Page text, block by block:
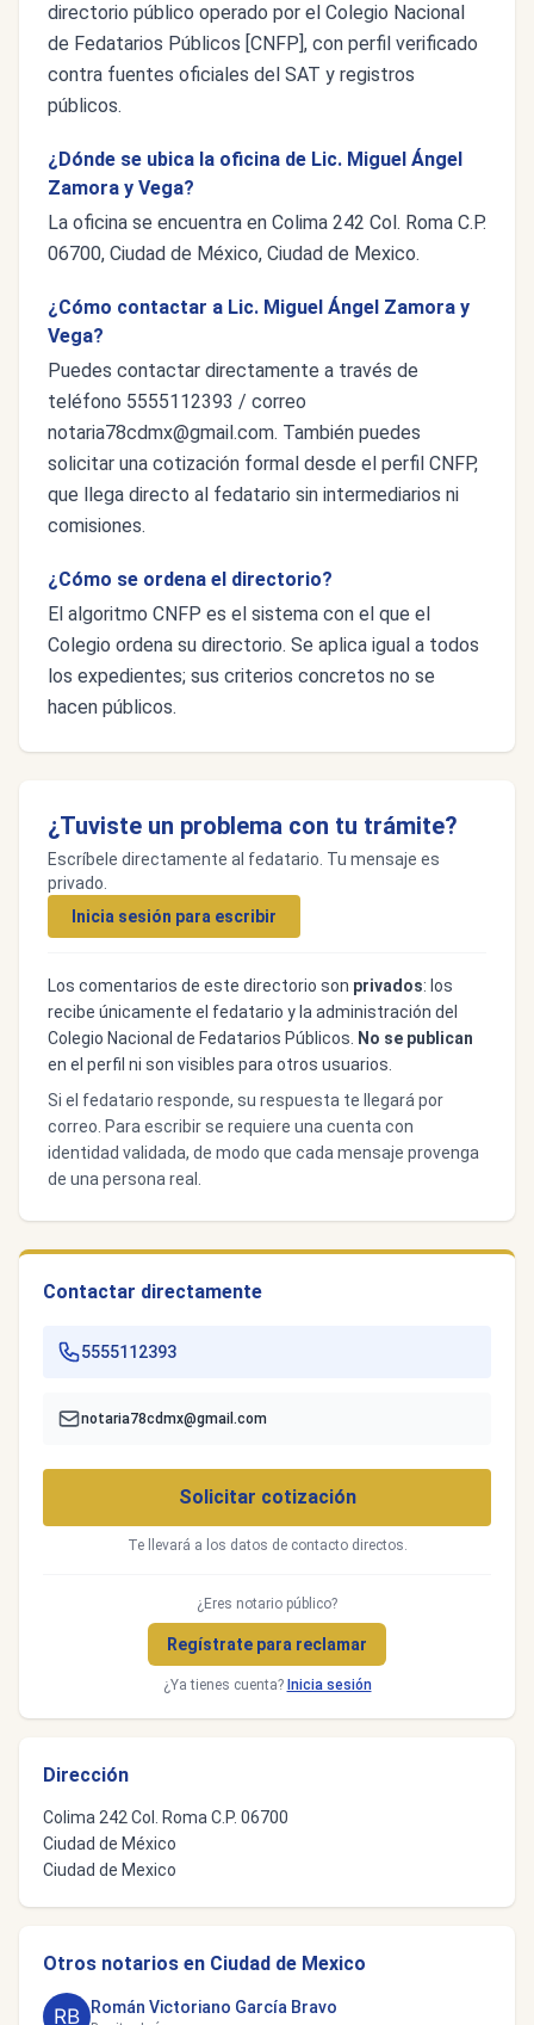
directorio público operado por el Colegio Nacional
de Fedatarios Públicos [CNFP], con perfil verificado
contra fuentes oficiales del SAT y registros
públicos.
¿Dónde se ubica la oficina de Lic. Miguel Ángel
Zamora y Vega?
La oficina se encuentra en Colima 242 Col. Roma C.P.
06700, Ciudad de México, Ciudad de Mexico.
¿Cómo contactar a Lic. Miguel Ángel Zamora y
Vega?
Puedes contactar directamente a través de
teléfono 5555112393 / correo
notaria78cdmx@gmail.com. También puedes
solicitar una cotización formal desde el perfil CNFP,
que llega directo al fedatario sin intermediarios ni
comisiones.
¿Cómo se ordena el directorio?
El algoritmo CNFP es el sistema con el que el
Colegio ordena su directorio. Se aplica igual a todos
los expedientes; sus criterios concretos no se
hacen públicos.
¿Tuviste un problema con tu trámite?
Escríbele directamente al fedatario. Tu mensaje es
privado.
Inicia sesión para escribir
Los comentarios de este directorio son privados: los
recibe únicamente el fedatario y la administración del
Colegio Nacional de Fedatarios Públicos.
No se publican
en el perfil ni son visibles para otros usuarios.
Si el fedatario responde, su respuesta te llegará por
correo. Para escribir se requiere una cuenta con
identidad validada, de modo que cada mensaje provenga
de una persona real.
Contactar directamente
5555112393
notaria78cdmx@gmail.com
Solicitar cotización
Te llevará a los datos de contacto directos.
¿Eres notario público?
Regístrate para reclamar
¿Ya tienes cuenta? Inicia sesión
Dirección
Colima 242 Col. Roma C.P. 06700
Ciudad de México
Ciudad de Mexico
Otros notarios en Ciudad de Mexico
Román Victoriano García Bravo